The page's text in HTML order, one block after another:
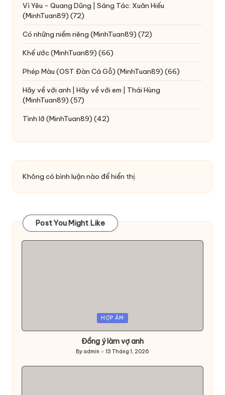
Vì Yêu - Quang Dũng | Sáng Tác: Xuân Hiếu
(MinhTuan89) (72)
Có những niềm riêng (MinhTuan89) (72)
Khế ước(MinhTuan89) (66)
Phép Màu (OST Đàn Cá Gỗ) (MinhTuan89) (66)
Hãy về với anh | Hãy về với em | Thái Hùng
(MinhTuan89) (57)
Tình lỡ (MinhTuan89) (42)
Không có bình luận nào để hiển thị.
Post You Might Like
HỢP ÂM
Đồng ý làm vợ anh
Posted
by
By admin 13 Tháng 1, 2026